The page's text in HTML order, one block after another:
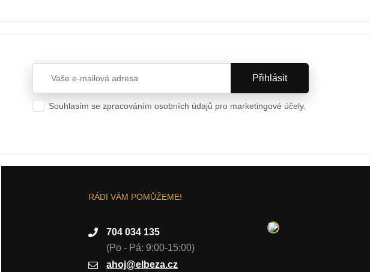
Souhlasím se zpracováním osobních údajů pro marketingové účely.
RÁDI VÁM POMŮŽEME!
704 034 135
(Po - Pá: 9:00-15:00)
ahoj@elbeza.cz